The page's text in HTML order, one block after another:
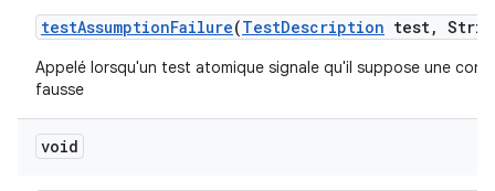
testAssumptionFailure(TestDescription test,
Appelé lorsqu'un test atomique signale qu'il suppose une
fausse
void